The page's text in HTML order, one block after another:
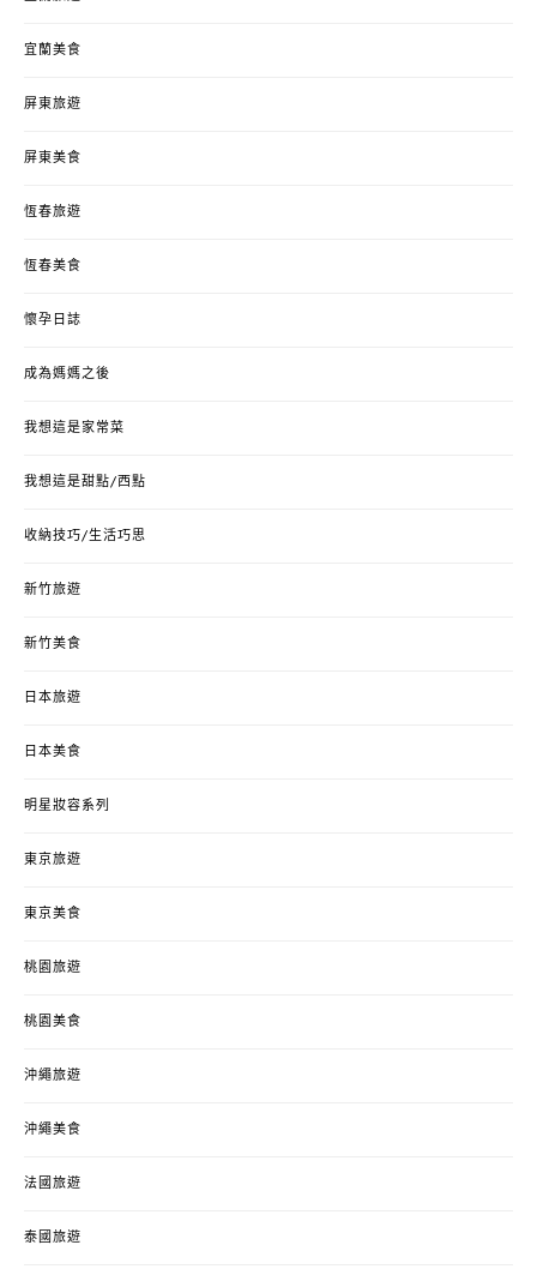
宜蘭美食
屏東旅遊
屏東美食
恆春旅遊
恆春美食
懷孕日誌
成為媽媽之後
我想這是家常菜
我想這是甜點/西點
收納技巧/生活巧思
新竹旅遊
新竹美食
日本旅遊
日本美食
明星妝容系列
東京旅遊
東京美食
桃園旅遊
桃園美食
沖繩旅遊
沖繩美食
法國旅遊
泰國旅遊